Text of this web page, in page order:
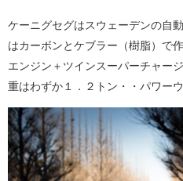
ケーニグセグはスウェーデンの自
はカーボンとケブラー（樹脂）で
エンジン＋ツインスーパーチャー
重はわずか１．２トン・・パワー